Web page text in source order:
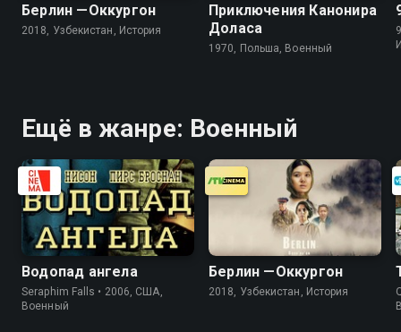
Берлин —Оккургон
2018, Узбекистан, История
Приключения Канонира
Доласа
1970, Польша, Военный
Ещё в жанре: Военный
Водопад ангела
Seraphim Falls • 2006, США,
Военный
Берлин —Оккургон
2018, Узбекистан, История